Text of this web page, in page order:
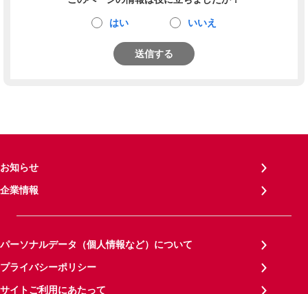
はい いいえ
送信する
お知らせ
企業情報
パーソナルデータ（個人情報など）について
プライバシーポリシー
サイトご利用にあたって